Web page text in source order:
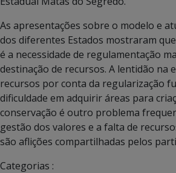
As apresentações sobre o modelo e
dos diferentes Estados mostraram
é a necessidade de regulamentação
destinação de recursos. A lentidão na
recursos por conta da regularização
dificuldade em adquirir áreas para
conservação é outro problema
gestão dos valores e a falta de
são aflições compartilhadas pelos
Categorias :